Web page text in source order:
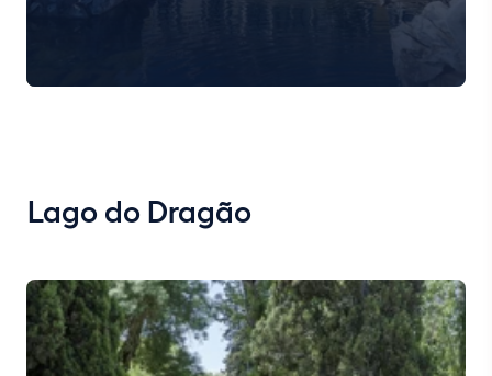
Lago do Dragão